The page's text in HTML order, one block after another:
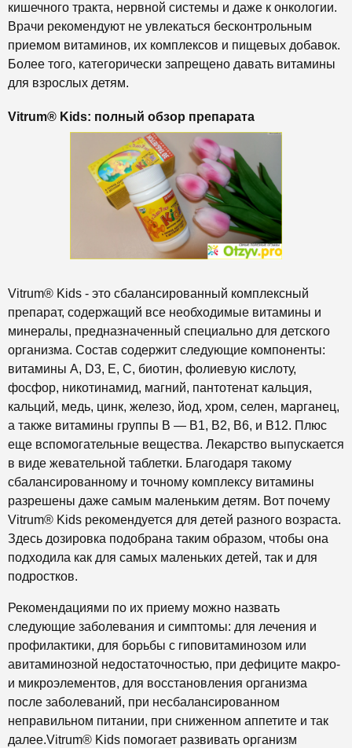
кишечного тракта, нервной системы и даже к онкологии.
Врачи рекомендуют не увлекаться бесконтрольным
приемом витаминов, их комплексов и пищевых добавок.
Более того, категорически запрещено давать витамины
для взрослых детям.
Vitrum® Kids: полный обзор препарата
Vitrum® Kids - это сбалансированный комплексный
препарат, содержащий все необходимые витамины и
минералы, предназначенный специально для детского
организма. Состав содержит следующие компоненты:
витамины А, D3, Е, С, биотин, фолиевую кислоту,
фосфор, никотинамид, магний, пантотенат кальция,
кальций, медь, цинк, железо, йод, хром, селен, марганец,
а также витамины группы В — В1, В2, В6, и В12. Плюс
еще вспомогательные вещества. Лекарство выпускается
в виде жевательной таблетки. Благодаря такому
сбалансированному и точному комплексу витамины
разрешены даже самым маленьким детям. Вот почему
Vitrum® Kids рекомендуется для детей разного возраста.
Здесь дозировка подобрана таким образом, чтобы она
подходила как для самых маленьких детей, так и для
подростков.
Рекомендациями по их приему можно назвать
следующие заболевания и симптомы: для лечения и
профилактики, для борьбы с гиповитаминозом или
авитаминозной недостаточностью, при дефиците макро-
и микроэлементов, для восстановления организма
после заболеваний, при несбалансированном
неправильном питании, при сниженном аппетите и так
далее.Vitrum® Kids помогает развивать организм